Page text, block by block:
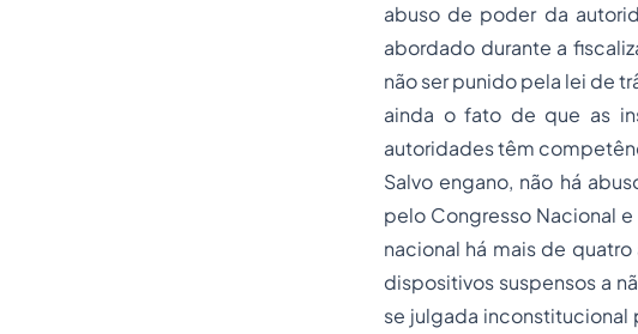
abuso de poder da
abordado durante a
não ser punido pela lei de
ainda o fato de que as
autoridades têm
Salvo engano, não há
pelo Congresso Nacional
nacional há mais de
dispositivos suspensos a
se julgada inconstitucional